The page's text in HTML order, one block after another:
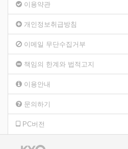
이용약관
개인정보취급방침
이메일 무단수집거부
책임의 한계와 법적고지
이용안내
문의하기
PC버전